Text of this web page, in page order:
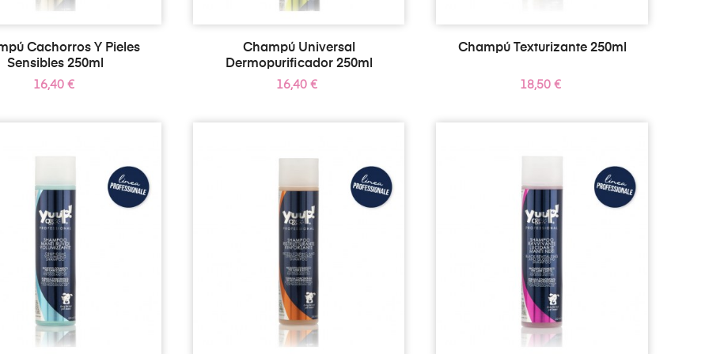
Cachorros Y Pieles
Sensibles 250ml
Precio
16,40 €
Champú Universal
Dermopurificador 250ml
Precio
16,40 €
Champú Texturizante 250ml
Precio
18,50 €